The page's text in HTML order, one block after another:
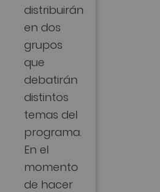
distribuirán
en dos
grupos
que
debatirán
distintos
temas del
programa.
En el
momento
de hacer